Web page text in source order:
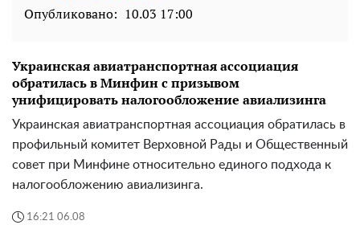
Опубликовано: 10.03 17:00
Украинская авиатранспортная ассоциация
обратилась в Минфин с призывом
унифицировать налогообложение авиализинга
Украинская авиатранспортная ассоциация обратилась в
профильный комитет Верховной Рады и Общественный
совет при Минфине относительно единого подхода к
налогообложению авиализинга.
16:21 06.08